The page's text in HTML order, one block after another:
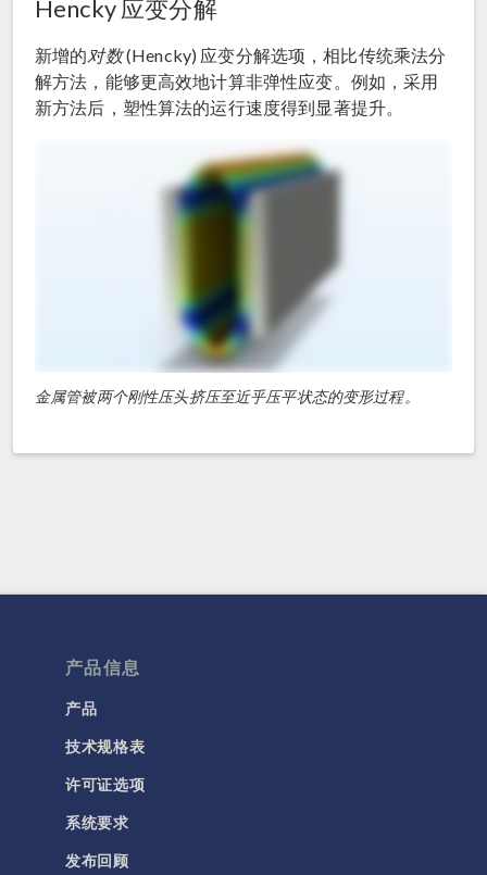
Hencky 应变分解
新增的对数(Hencky) 应变分解选项，相比传统乘法分
解方法，能够更高效地计算非弹性应变。例如，采用
新方法后，塑性算法的运行速度得到显著提升。
金属管被两个刚性压头挤压至近乎压平状态的变形过程。
产品信息
产品
技术规格表
许可证选项
系统要求
发布回顾